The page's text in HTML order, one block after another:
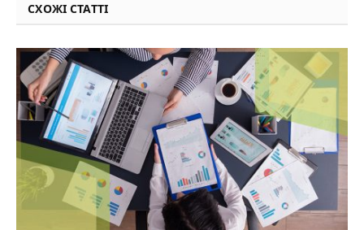
СХОЖІ СТАТТІ